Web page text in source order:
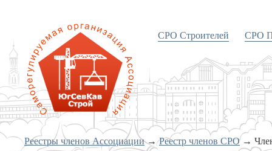
«Объединение строителей
Южного и Северо-Кавказского
округов»
СРО Строителей СРО
Реестры членов Ассоциации→Реестр членов СРО→